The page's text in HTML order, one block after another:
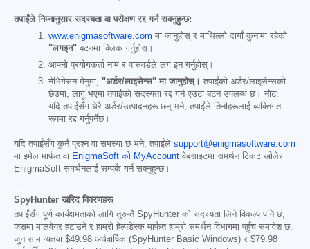
तपाईंले निम्नानुसार सदस्यता वा परीक्षण रद्द गर्न सक्नुहुन्छ:
www.enigmasoftware.com मा जानुहोस् र माथिल्लो दायाँ कुनामा रहेको
"लगइन" बटनमा क्लिक गर्नुहोस्।
आफ्नो प्रयोगकर्ता नाम र पासवर्डले लग इन गर्नुहोस्।
नेभिगेसन मेनुमा, "अर्डर/लाइसेन्स" मा जानुहोस्। तपाईंको अर्डर/लाइसेन्सको
छेउमा, लागू भएमा तपाईंको सदस्यता रद्द गर्न एउटा बटन उपलब्ध छ। नोट:
यदि तपाईंसँग धेरै अर्डर/उत्पादनहरू छन् भने, तपाईंले तिनीहरूलाई व्यक्तिगत
रूपमा रद्द गर्नुपर्नेछ।
यदि तपाईंसँग कुनै प्रश्न वा समस्या छ भने, तपाईंले support@enigmasoftware.com
मा इमेल मार्फत वा EnigmaSoft को MyAccount वेबसाइटमा समर्थन टिकट खोलेर
EnigmaSoft समर्थनलाई सम्पर्क गर्न सक्नुहुन्छ।
------
SpyHunter खरिद विवरणहरू
तपाईंसँग पूर्ण कार्यक्षमताको लागि तुरुन्तै SpyHunter को सदस्यता लिने विकल्प पनि छ,
जसमा मालवेयर हटाउने र हाम्रो हेल्पडेस्क मार्फत हाम्रो समर्थन विभागमा पहुँच समावेश छ,
जुन सामान्यतया $49.98 अर्धवार्षिक (SpyHunter Basic Windows) र $79.98